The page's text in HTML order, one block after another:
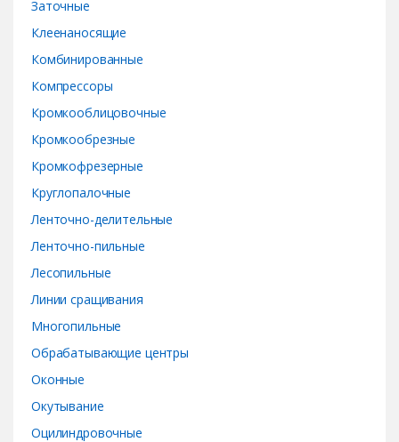
Заточные
Клеенаносящие
Комбинированные
Компрессоры
Кромкооблицовочные
Кромкообрезные
Кромкофрезерные
Круглопалочные
Ленточно-делительные
Ленточно-пильные
Лесопильные
Линии сращивания
Многопильные
Обрабатывающие центры
Оконные
Окутывание
Оцилиндровочные